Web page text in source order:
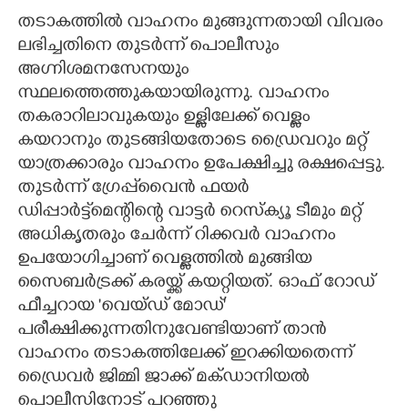
തടാകത്തിൽ വാഹനം മുങ്ങുന്നതായി വിവരം
ലഭിച്ചതിനെ തുടർന്ന് പൊലീസും
അഗ്നിശമനസേനയും
സ്ഥലത്തെത്തുകയായിരുന്നു. വാഹനം
തകരാറിലാവുകയും ഉള്ളിലേക്ക് വെള്ളം
കയറാനും തുടങ്ങിയതോടെ ഡ്രൈവറും മറ്റ്
യാത്രക്കാരും വാഹനം ഉപേക്ഷിച്ചു രക്ഷപ്പെട്ടു.
തുടർന്ന് ഗ്രേപ്പ്‌വൈൻ ഫയർ
ഡിപ്പാർട്ട്‌മെന്റിന്റെ വാട്ടർ റെസ്ക്യൂ ടീമും മറ്റ്
അധികൃതരും ചേർന്ന് റിക്കവർ വാഹനം
ഉപയോഗിച്ചാണ് വെള്ളത്തിൽ മുങ്ങിയ
സൈബർട്രക്ക് കരയ്ക്ക് കയറ്റിയത്. ഓഫ് റോഡ്
ഫീച്ചറായ 'വെയ്ഡ് മോഡ്'
പരീക്ഷിക്കുന്നതിനുവേണ്ടിയാണ് താൻ
വാഹനം തടാകത്തിലേക്ക് ഇറക്കിയതെന്ന്
ഡ്രൈവർ ജിമ്മി ജാക്ക് മക്ഡാനിയൽ
പൊലീസിനോട് പറഞ്ഞു